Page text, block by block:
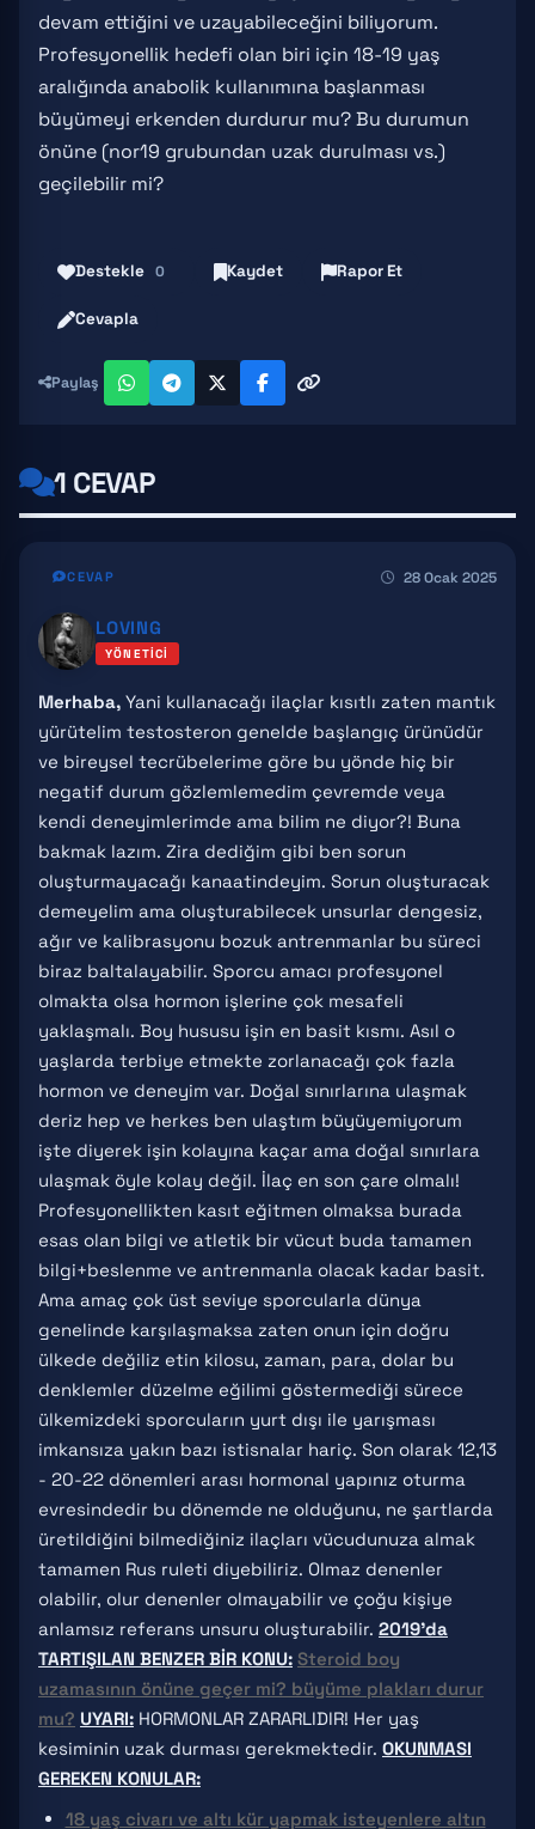
devam ettiğini ve uzayabileceğini biliyorum.
Profesyonellik hedefi olan biri için 18-19 yaş
aralığında anabolik kullanımına başlanması
büyümeyi erkenden durdurur mu? Bu durumun
önüne (nor19 grubundan uzak durulması vs.)
geçilebilir mi?
Destekle 0 Kaydet Rapor Et
Cevapla
Paylaş
1 CEVAP
CEVAP 28 Ocak 2025
LOVING
YÖNETICI
Merhaba, Yani kullanacağı ilaçlar kısıtlı zaten mantık
yürütelim testosteron genelde başlangıç ürünüdür
ve bireysel tecrübelerime göre bu yönde hiç bir
negatif durum gözlemlemedim çevremde veya
kendi deneyimlerimde ama bilim ne diyor?! Buna
bakmak lazım. Zira dediğim gibi ben sorun
oluşturmayacağı kanaatindeyim. Sorun oluşturacak
demeyelim ama oluşturabilecek unsurlar dengesiz,
ağır ve kalibrasyonu bozuk antrenmanlar bu süreci
biraz baltalayabilir. Sporcu amacı profesyonel
olmakta olsa hormon işlerine çok mesafeli
yaklaşmalı. Boy hususu işin en basit kısmı. Asıl o
yaşlarda terbiye etmekte zorlanacağı çok fazla
hormon ve deneyim var. Doğal sınırlarına ulaşmak
deriz hep ve herkes ben ulaştım büyüyemiyorum
işte diyerek işin kolayına kaçar ama doğal sınırlara
ulaşmak öyle kolay değil. İlaç en son çare olmalı!
Profesyonellikten kasıt eğitmen olmaksa burada
esas olan bilgi ve atletik bir vücut buda tamamen
bilgi+beslenme ve antrenmanla olacak kadar basit.
Ama amaç çok üst seviye sporcularla dünya
genelinde karşılaşmaksa zaten onun için doğru
ülkede değiliz etin kilosu, zaman, para, dolar bu
denklemler düzelme eğilimi göstermediği sürece
ülkemizdeki sporcuların yurt dışı ile yarışması
imkansıza yakın bazı istisnalar hariç. Son olarak 12,13
- 20-22 dönemleri arası hormonal yapınız oturma
evresindedir bu dönemde ne olduğunu, ne şartlarda
üretildiğini bilmediğiniz ilaçları vücudunuza almak
tamamen Rus ruleti diyebiliriz. Olmaz denenler
olabilir, olur denenler olmayabilir ve çoğu kişiye
anlamsız referans unsuru oluşturabilir. 2019'da
TARTIŞILAN BENZER BİR KONU: Steroid boy
uzamasının önüne geçer mi? büyüme plakları durur
mu? UYARI: HORMONLAR ZARARLIDIR! Her yaş
kesiminin uzak durması gerekmektedir. OKUNMASI
GEREKEN KONULAR:
18 yaş civarı ve altı kür yapmak isteyenlere altın